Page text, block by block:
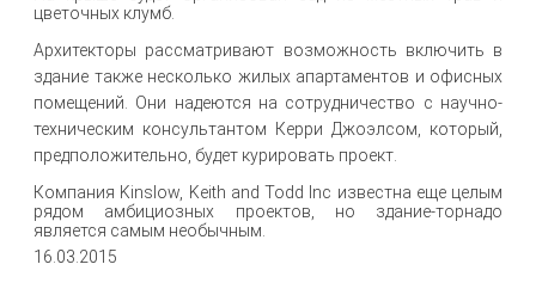
цветочных клумб.
Архитекторы рассматривают возможность включить в
здание также несколько жилых апартаментов и офисных
помещений. Они надеются на сотрудничество с научно-
техническим консультантом Керри Джоэлсом, который,
предположительно, будет курировать проект.
Компания Kinslow, Keith and Todd Inc известна еще целым
рядом амбициозных проектов, но здание-торнадо
является самым необычным.
16.03.2015